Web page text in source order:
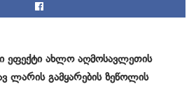
ეფექტი ახლო აღმოსავლეთის
ლარის გამყარების ზეწოლის